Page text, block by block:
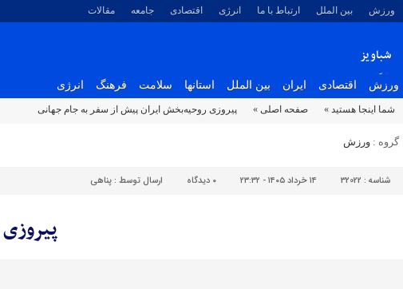
ورزش بین الملل ارتباط با ما انرژی اقتصادی جامعه مقالات
شباویز
پایگاه خبری شباویز
ورزش اقتصادی ایران بین الملل استانها سلامت فرهنگ انرژی
شما اینجا هستید » صفحه اصلی » پیروزی روحیه‌بخش ایران پیش از سفر به جام جهانی
گروه : ورزش
شناسه : 32022 ۱۴ خرداد ۱۴۰۵ - ۲۳:۳۲ ۰ دیدگاه ارسال توسط : پناهی